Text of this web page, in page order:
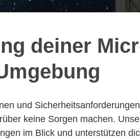
deiner
und
keine Sorgen machen.
im Blick und unterstützen